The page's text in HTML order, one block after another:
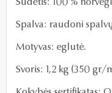
Sudėtis: 100 %
Spalva: raudoni
Motyvas: eglutė.
Svoris: 1,2 kg (350 gr/